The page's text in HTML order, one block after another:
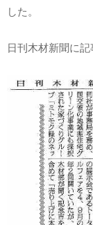
した。
日刊木材新聞に